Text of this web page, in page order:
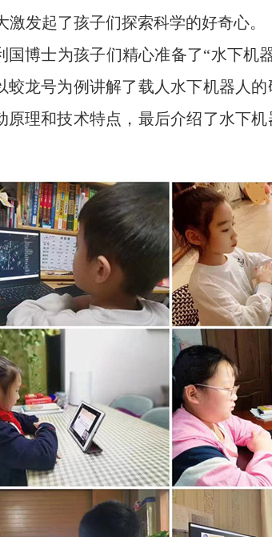
激发起了孩子们探索科学的好奇心。
博士为孩子们精心准备了“水下机
龙号为例讲解了载人水下机器人
理和技术特点，最后介绍了水下